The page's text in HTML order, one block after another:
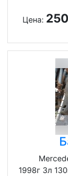
Цена:
1998г 3л